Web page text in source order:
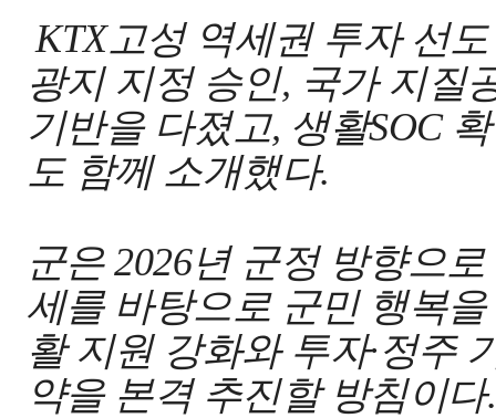
KTX고성 역세권 투자 선
광지 지정 승인, 국가 지질
기반을 다졌고, 생활SOC
도 함께 소개했다.
군은2026년 군정 방향으로
세를 바탕으로 군민 행복
활 지원 강화와 투자·정주
약을 본격 추진할 방침이다